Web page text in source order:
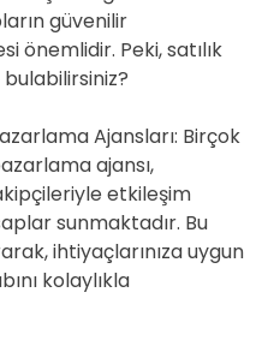
güvenilir
önemlidir. Peki, satılık
Ajansları: Birçok
ajansı,
etkileşim
sunmaktadır. Bu
ihtiyaçlarınıza uygun
kolaylıkla